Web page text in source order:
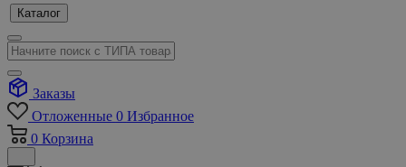
Каталог
Заказы
Отложенные 0 Избранное
0 Корзина